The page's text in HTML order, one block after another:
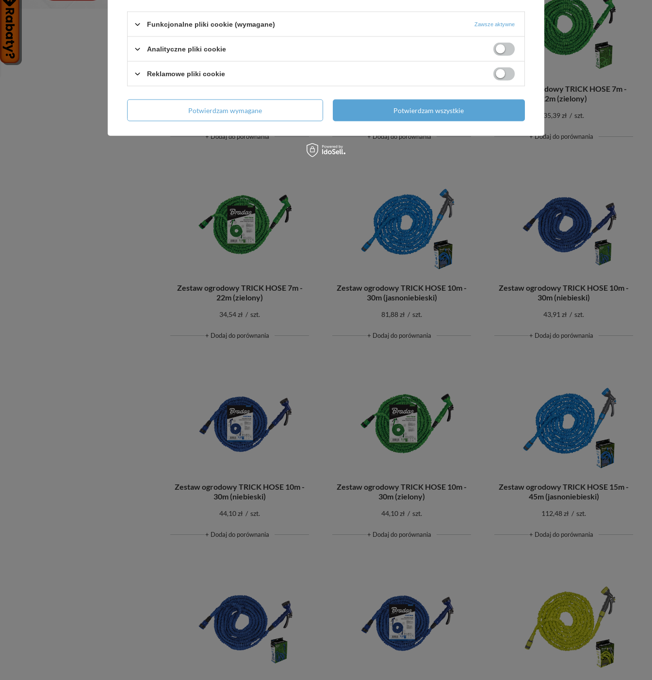
22m (niebieski)
35,47 zł / szt.
+ Dodaj do porównania
22m (niebieski)
34,54 zł / szt.
+ Dodaj do porównania
Zestaw ogrodowy TRICK HOSE 7m -
22m (zielony)
35,39 zł / szt.
+ Dodaj do porównania
Zestaw ogrodowy TRICK HOSE 7m -
22m (zielony)
34,54 zł / szt.
+ Dodaj do porównania
Zestaw ogrodowy TRICK HOSE 10m -
30m (jasnoniebieski)
81,88 zł / szt.
+ Dodaj do porównania
Zestaw ogrodowy TRICK HOSE 10m -
30m (niebieski)
43,91 zł / szt.
+ Dodaj do porównania
Zestaw ogrodowy TRICK HOSE 10m -
30m (niebieski)
44,10 zł / szt.
+ Dodaj do porównania
Zestaw ogrodowy TRICK HOSE 10m -
30m (zielony)
44,10 zł / szt.
+ Dodaj do porównania
Zestaw ogrodowy TRICK HOSE 15m -
45m (jasnoniebieski)
112,48 zł / szt.
+ Dodaj do porównania
Funkcjonalne pliki cookie (wymagane) Zawsze aktywne
Analityczne pliki cookie
Reklamowe pliki cookie
Potwierdzam wymagane Potwierdzam wszystkie